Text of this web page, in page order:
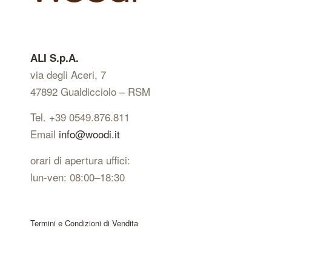
ALI S.p.A.
via degli Aceri, 7
47892 Gualdicciolo – RSM
Tel. +39 0549.876.811
Email info@woodi.it
orari di apertura uffici:
lun-ven: 08:00–18:30
Termini e Condizioni di Vendita